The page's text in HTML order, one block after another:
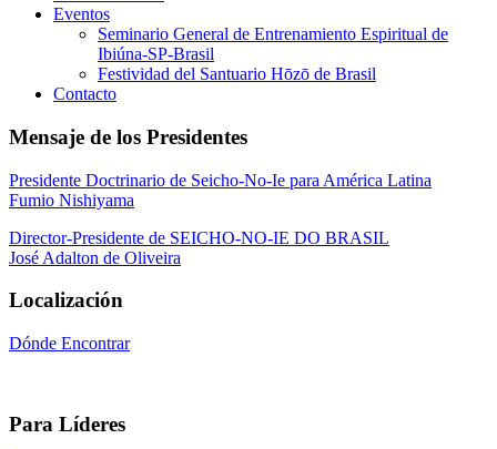
Eventos
Seminario General de Entrenamiento Espiritual de
Ibiúna-SP-Brasil
Festividad del Santuario Hōzō de Brasil
Contacto
Mensaje de los Presidentes
Presidente Doctrinario de Seicho-No-Ie para América Latina
Fumio Nishiyama
Director-Presidente de SEICHO-NO-IE DO BRASIL
José Adalton de Oliveira
Localización
Dónde Encontrar
Para Líderes